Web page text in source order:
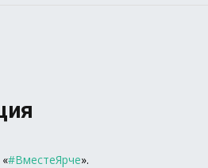
#ВместеЯрче».